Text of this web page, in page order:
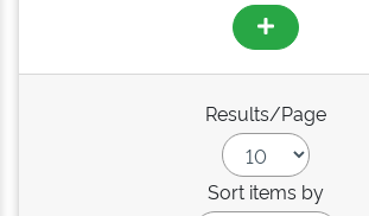
Results/Page
Sort items by